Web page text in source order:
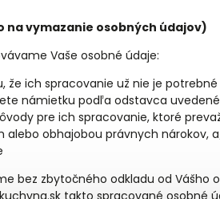
na vymazanie osobných údajov)
Vaše osobné údaje:
že ich spracovanie už nie je
námietku podľa odstavca
pre ich spracovanie, ktoré
alebo obhajobou právnych nárokov,
bez zbytočného odkladu od
takto spracované osobné